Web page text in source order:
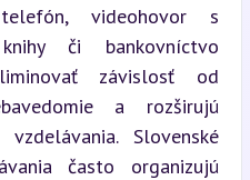
videohovor s
či bankovníctvo
závislosť od
a rozširujú
Slovenské
často organizujú